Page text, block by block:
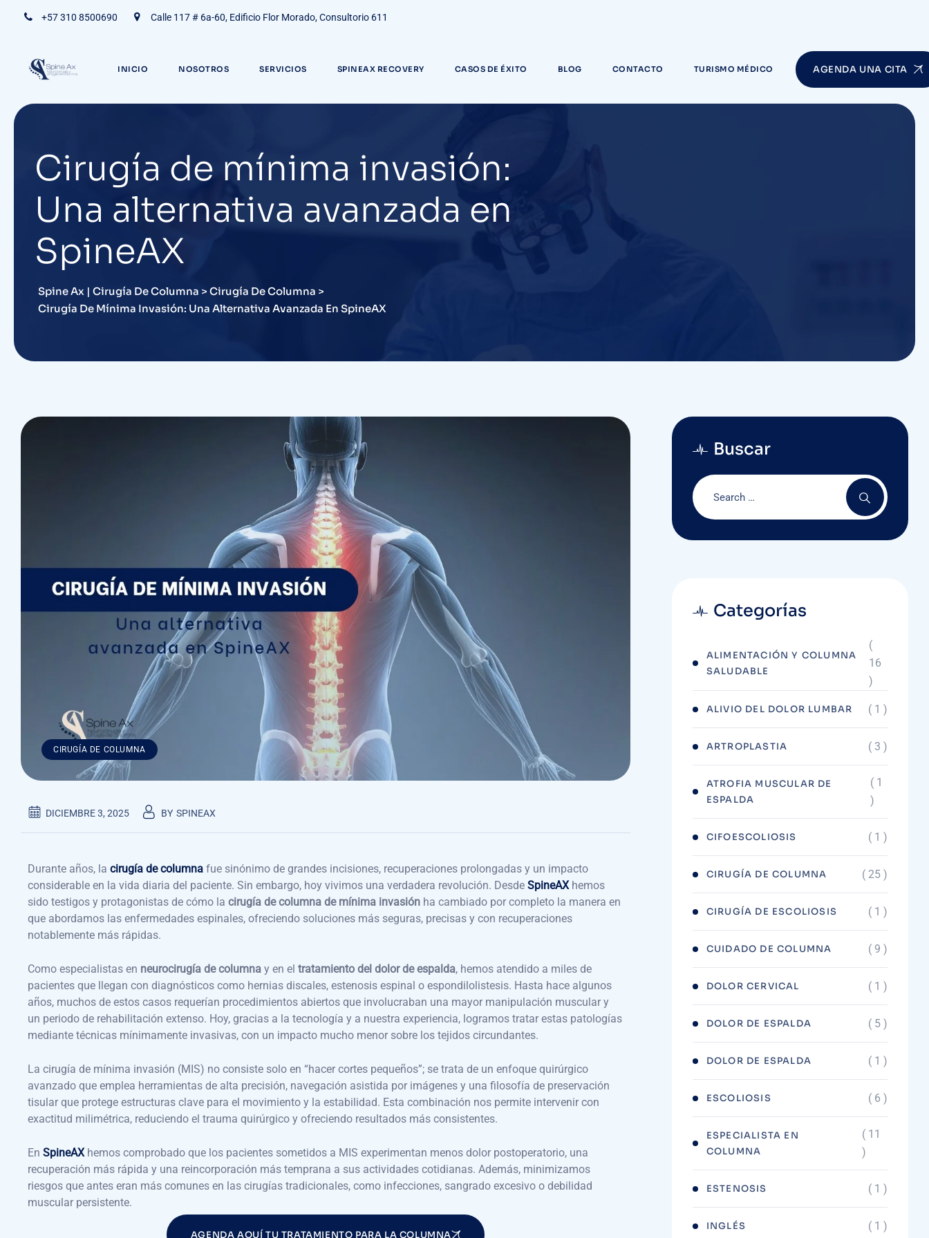
+57 310 8500690 Calle 117 # 6a-60, Edificio Flor Morado, Consultorio 611
INICIO NOSOTROS SERVICIOS SPINEAX RECOVERY CASOS DE ÉXITO BLOG CONTACTO TURISMO MÉDICO AGENDA UNA CITA
Cirugía de mínima invasión:
Una alternativa avanzada en
SpineAX
Spine Ax | Cirugía De Columna > Cirugía De Columna >
Cirugía De Mínima Invasión: Una Alternativa Avanzada En SpineAX
CIRUGÍA DE COLUMNA
DICIEMBRE 3, 2025 BY SPINEAX
Durante años, la cirugía de columna fue sinónimo de grandes incisiones, recuperaciones prolongadas y un impacto
considerable en la vida diaria del paciente. Sin embargo, hoy vivimos una verdadera revolución. Desde SpineAX hemos
sido testigos y protagonistas de cómo la cirugía de columna de mínima invasión ha cambiado por completo la manera en
que abordamos las enfermedades espinales, ofreciendo soluciones más seguras, precisas y con recuperaciones
notablemente más rápidas.
Como especialistas en neurocirugía de columna y en el tratamiento del dolor de espalda, hemos atendido a miles de
pacientes que llegan con diagnósticos como hernias discales, estenosis espinal o espondilolistesis. Hasta hace algunos
años, muchos de estos casos requerían procedimientos abiertos que involucraban una mayor manipulación muscular y
un periodo de rehabilitación extenso. Hoy, gracias a la tecnología y a nuestra experiencia, logramos tratar estas patologías
mediante técnicas mínimamente invasivas, con un impacto mucho menor sobre los tejidos circundantes.
La cirugía de mínima invasión (MIS) no consiste solo en “hacer cortes pequeños”; se trata de un enfoque quirúrgico
avanzado que emplea herramientas de alta precisión, navegación asistida por imágenes y una filosofía de preservación
tisular que protege estructuras clave para el movimiento y la estabilidad. Esta combinación nos permite intervenir con
exactitud milimétrica, reduciendo el trauma quirúrgico y ofreciendo resultados más consistentes.
En SpineAX hemos comprobado que los pacientes sometidos a MIS experimentan menos dolor postoperatorio, una
recuperación más rápida y una reincorporación más temprana a sus actividades cotidianas. Además, minimizamos
riesgos que antes eran más comunes en las cirugías tradicionales, como infecciones, sangrado excesivo o debilidad
muscular persistente.
AGENDA AQUÍ TU TRATAMIENTO PARA LA COLUMNA
Buscar
Categorías
ALIMENTACIÓN Y COLUMNA
SALUDABLE
(
16
)
ALIVIO DEL DOLOR LUMBAR ( 1 )
ARTROPLASTIA ( 3 )
ATROFIA MUSCULAR DE
ESPALDA
( 1
)
CIFOESCOLIOSIS ( 1 )
CIRUGÍA DE COLUMNA ( 25 )
CIRUGÍA DE ESCOLIOSIS ( 1 )
CUIDADO DE COLUMNA ( 9 )
DOLOR CERVICAL ( 1 )
DOLOR DE ESPALDA ( 5 )
DOLOR DE ESPALDA ( 1 )
ESCOLIOSIS ( 6 )
ESPECIALISTA EN
COLUMNA
( 11
)
ESTENOSIS ( 1 )
INGLÉS ( 1 )